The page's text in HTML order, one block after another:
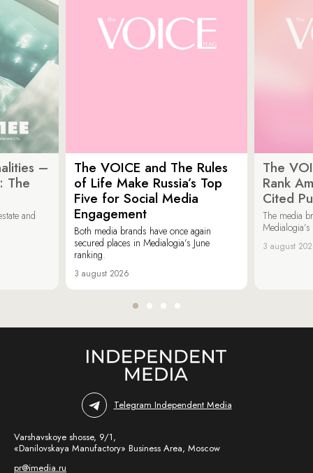
–
The
and
The VOICE and The Rules
of Life Make Russia’s Top
Five for Social Media
Engagement
Both media brands have once again
secured places in Medialogia’s June
ranking.
3 august 2026
The
Rank
Cited
The media
3 august
Telegram Independent Media
Varshavskoye shosse, 9/1,
«Danilovskaya Manufactory» Business Area, Moscow
pr@imedia.ru